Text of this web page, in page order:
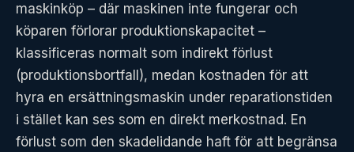
maskinköp – där maskinen inte fungerar och
köparen förlorar produktionskapacitet –
klassificeras normalt som indirekt förlust
(produktionsbortfall), medan kostnaden för att
hyra en ersättningsmaskin under reparationstiden
i stället kan ses som en direkt merkostnad. En
förlust som den skadelidande haft för att begränsa